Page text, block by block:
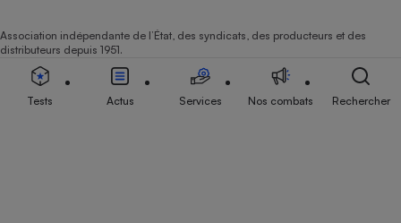
Association indépendante de l’État, des syndicats, des producteurs et des
distributeurs depuis 1951.
Tests Actus Services Nos combats Rechercher